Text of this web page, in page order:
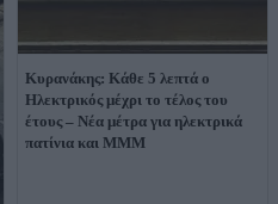
Κυρανάκης: Κάθε 5 λεπτά ο
Ηλεκτρικός μέχρι το τέλος του
έτους – Νέα μέτρα για ηλεκτρικά
πατίνια και ΜΜΜ